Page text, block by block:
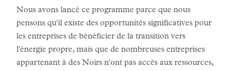
Nous avons lancé ce programme parce que nous
pensons qu'il existe des opportunités significatives pour
les entreprises de bénéficier de la transition vers
l'énergie propre, mais que de nombreuses entreprises
appartenant à des Noirs n'ont pas accès aux ressources,